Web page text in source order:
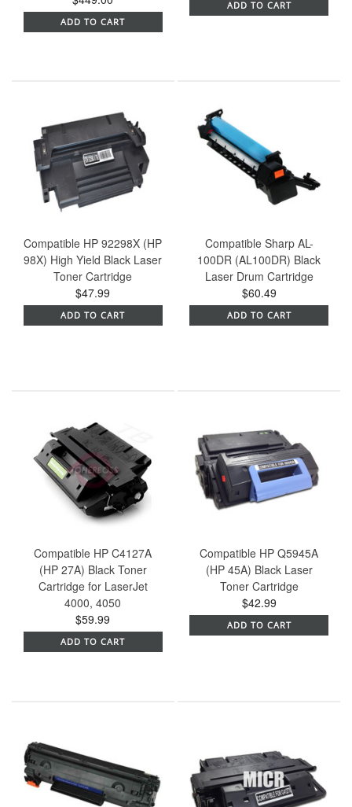
ADD TO CART
ADD TO CART
Compatible HP 92298X (HP
98X) High Yield Black Laser
Toner Cartridge
$47.99
ADD TO CART
Compatible Sharp AL-
100DR (AL100DR) Black
Laser Drum Cartridge
$60.49
ADD TO CART
Compatible HP C4127A
(HP 27A) Black Toner
Cartridge for LaserJet
4000, 4050
$59.99
ADD TO CART
Compatible HP Q5945A
(HP 45A) Black Laser
Toner Cartridge
$42.99
ADD TO CART